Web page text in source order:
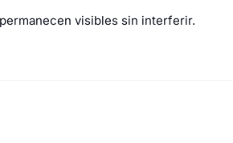
visibles sin interferir.